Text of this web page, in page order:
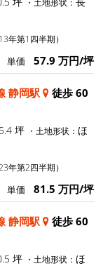
年第1四半期）
単価 57.9 万円/坪
静岡駅
徒歩 60
坪 ・土地形状： ほ
年第2四半期）
単価 81.5 万円/坪
静岡駅
徒歩 60
坪 ・土地形状： ほ